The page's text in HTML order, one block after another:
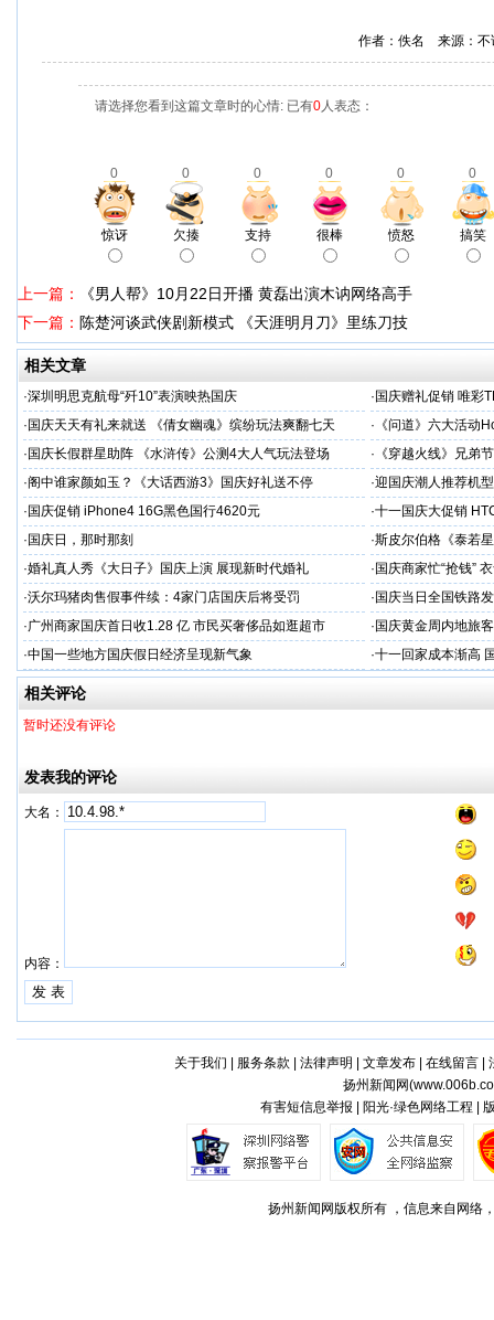
作者：佚名 来源：
请选择您看到这篇文章时的心情: 已有0人表态：
0 0 0 0 0 0
惊讶 欠揍 支持 很棒 愤怒 搞笑
上一篇：
《男人帮》10月22日开播 黄磊出演木讷网络高手
下一篇： 陈楚河谈武侠剧新模式 《天涯明月刀》里练刀技
相关文章
·深圳明思克航母“歼10”表演映热国庆 · 国庆赠礼促销 唯彩
· 国庆天天有礼来就送 《倩女幽魂》缤纷玩法爽翻七天 · 《问道》六大活动
· 国庆长假群星助阵 《水浒传》公测4大人气玩法登场 · 《穿越火线》兄弟
·阁中谁家颜如玉？《大话西游3》国庆好礼送不停 ·迎国庆潮人推荐机
· 国庆促销 iPhone4 16G黑色国行4620元 ·十一国庆大促销
· 国庆日，那时那刻 ·斯皮尔伯格《泰若
·婚礼真人秀《大日子》国庆上演 展现新时代婚礼 · 国庆商家忙“抢钱”
·沃尔玛猪肉售假事件续：4家门店国庆后将受罚 · 国庆当日全国铁路
·广州商家国庆首日收1.28 亿 市民买奢侈品如逛超市 · 国庆黄金周内地旅
·中国一些地方国庆假日经济呈现新气象 ·十一回家成本渐高
相关评论
暂时还没有评论
发表我的评论
大名：
内容：
关于我们 服务条款 法律声明 文章发布| 在线留言|
扬州新闻网(
有害短信息举报 | 阳光·绿色网络工程 |
扬州新闻网版权所有 ，信息来自网络